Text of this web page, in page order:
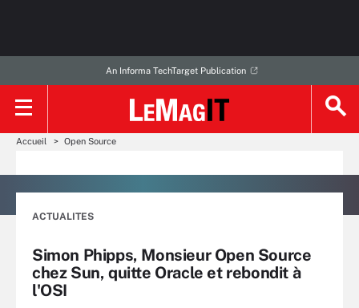
An Informa TechTarget Publication
Accueil Open Source
ACTUALITES
Simon Phipps, Monsieur Open Source
chez Sun, quitte Oracle et rebondit à
l'OSI